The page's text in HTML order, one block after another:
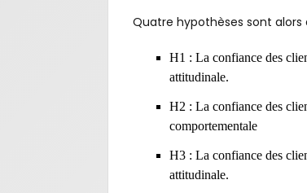
Quatre hypothèses sont alors
H1 : La confiance des
attitudinale.
H2 : La confiance des
comportementale
H3 : La confiance des
attitudinale.